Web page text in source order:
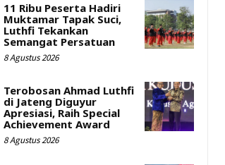
11 Ribu Peserta Hadiri
Muktamar Tapak Suci,
Luthfi Tekankan
Semangat Persatuan
8 Agustus 2026
Terobosan Ahmad Luthfi
di Jateng Diguyur
Apresiasi, Raih Special
Achievement Award
8 Agustus 2026